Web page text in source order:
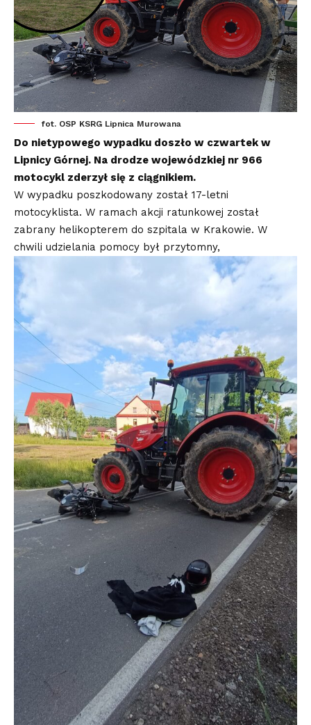
fot. OSP KSRG Lipnica Murowana
Do nietypowego wypadku doszło w czwartek w
Lipnicy Górnej. Na drodze wojewódzkiej nr 966
motocykl zderzył się z ciągnikiem.
W wypadku poszkodowany został 17-letni
motocyklista. W ramach akcji ratunkowej został
zabrany helikopterem do szpitala w Krakowie. W
chwili udzielania pomocy był przytomny,